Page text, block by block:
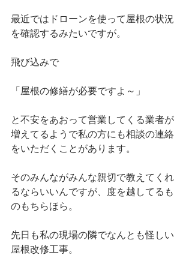
最近ではドローンを使って屋根の状況
を確認するみたいですが。
飛び込みで
「屋根の修繕が必要ですよ～」
と不安をあおって営業してくる業者が
増えてるようで私の方にも相談の連絡
をいただくことがあります。
そのみんながみんな親切で教えてくれ
るならいいんですが、度を越してるも
のもちらほら。
先日も私の現場の隣でなんとも怪しい
屋根改修工事。